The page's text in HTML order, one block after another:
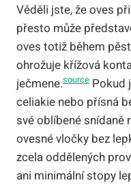
Věděli jste, že oves
přesto může
oves totiž během
ohrožuje křížová
ječmene.source Pokud
celiakie nebo přísná
své oblíbené snídaně
ovesné vločky bez
zcela oddělených
ani minimální stopy